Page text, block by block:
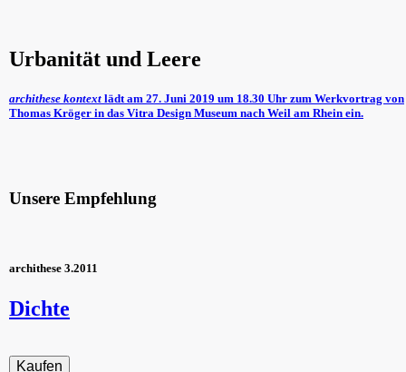
Urbanität und Leere
archithese kontext lädt am 27. Juni 2019 um 18.30 Uhr zum Werkvortrag von
Thomas Kröger in das Vitra Design Museum nach Weil am Rhein ein.
Unsere Empfehlung
archithese 3.2011
Dichte